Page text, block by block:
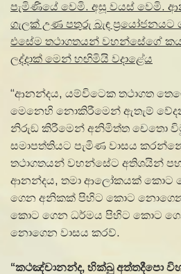
පැමිණියේ වෙමි. අසූ වයස් වෙමි.
ගැලක් උණ පතුරු බැඳ ප්‍රයෝජනයට
එසේම තථාගතයන් වහන්සේගේ
ලද්දාක් මෙන් හඟිමියි වදාළේය
“ආනන්දය, යම්විටෙක තථාගත
මෙනෙහි නොකිරීමෙන් ඇතැම්
නිරුඞ කිරීමෙන් අනිමිත්ත චෙතො
සමාපත්තියට පැමිණ වාසය
තථාගතයන් වහන්සේට අතිශයින්
ආනන්දය, තමා ආලෝකයක් කොට
ගෙන අනිකක් පිහිට කොට
කොට ගෙන ධර්මය පිහිට කොට
නොගෙන වාසය කරව්.
‘‘කථඤ්චානන්ද, භික්ඛු අත්තදීපො